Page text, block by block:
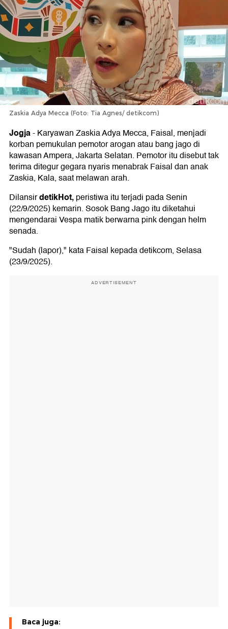
Zaskia Adya Mecca (Foto: Tia Agnes/ detikcom)
Jogja-Karyawan Zaskia Adya Mecca, Faisal, menjadi
korban pemukulan pemotor arogan atau bang jago di
kawasan Ampera, Jakarta Selatan. Pemotor itu disebut tak
terima ditegur gegara nyaris menabrak Faisal dan anak
Zaskia, Kala, saat melawan arah.
DilansirdetikHot,peristiwa itu terjadi pada Senin
(22/9/2025) kemarin. Sosok Bang Jago itu diketahui
mengendarai Vespa matik berwarna pink dengan helm
senada.
"Sudah (lapor)," kata Faisal kepada detikcom, Selasa
(23/9/2025).
ADVERTISEMENT
Baca juga: